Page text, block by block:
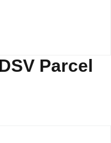
Parcel